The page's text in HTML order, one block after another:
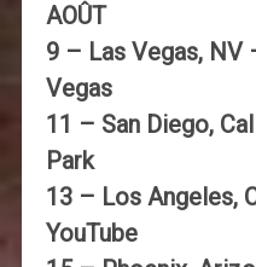
AOÛT
9 – Las Vegas, NV
Vegas
11 – San Diego,
Park
13 – Los Angeles,
YouTube